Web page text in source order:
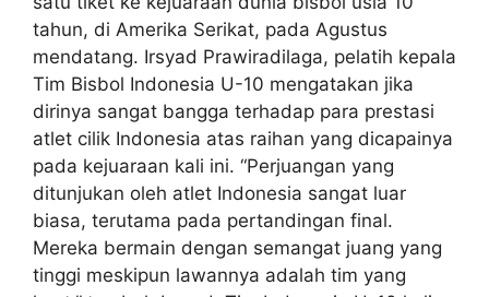
tahun, di Amerika Serikat, pada Agustus
mendatang. Irsyad Prawiradilaga, pelatih kepala
Tim Bisbol Indonesia U-10 mengatakan jika
dirinya sangat bangga terhadap para prestasi
atlet cilik Indonesia atas raihan yang dicapainya
pada kejuaraan kali ini. “Perjuangan yang
ditunjukan oleh atlet Indonesia sangat luar
biasa, terutama pada pertandingan final.
Mereka bermain dengan semangat juang yang
tinggi meskipun lawannya adalah tim yang